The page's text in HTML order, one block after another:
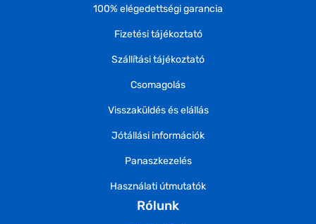
100% elégedettségi garancia
Fizetési tájékoztató
Szállítási tájékoztató
Csomagolás
Visszaküldés és elállás
Jótállási információk
Panaszkezelés
Használati útmutatók
Rólunk